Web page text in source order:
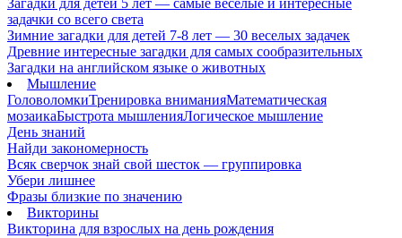
Загадки для детей 5 лет — самые веселые и интересные
задачки со всего света
Зимние загадки для детей 7-8 лет — 30 веселых задачек
Древние интересные загадки для самых сообразительных
Загадки на английском языке о животных
Мышление
ГоловоломкиТренировка вниманияМатематическая
мозаикаБыстрота мышленияЛогическое мышление
День знаний
Найди закономерность
Всяк сверчок знай свой шесток — группировка
Убери лишнее
Фразы близкие по значению
Викторины
Викторина для взрослых на день рождения